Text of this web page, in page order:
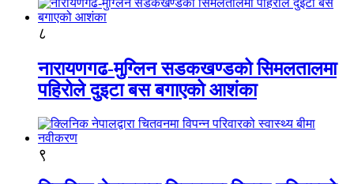
८
नारायणगढ-मुग्लिन सडकखण्डको सिमलतालमा
पहिरोले दुइटा बस बगाएको आशंका
९